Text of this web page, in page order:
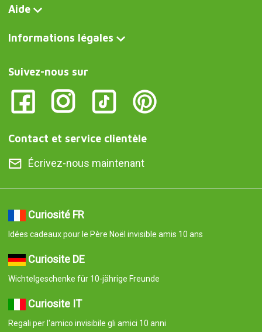
Aide
Informations légales
Suivez-nous sur
Contact et service clientèle
Écrivez-nous maintenant
Curiosité FR
Idées cadeaux pour le Père Noël invisible amis 10 ans
Curiosite DE
Wichtelgeschenke für 10-jährige Freunde
Curiosite IT
Regali per l'amico invisibile gli amici 10 anni